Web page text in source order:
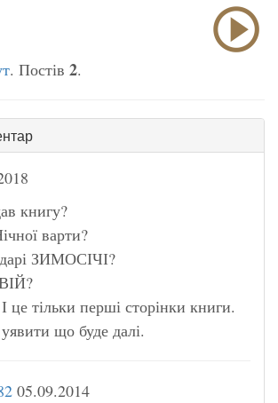
. Постів 2.
книгу?
варти?
ЗИМОСІЧІ?
це тільки перші сторінки книги.
що буде далі.
05.09.2014